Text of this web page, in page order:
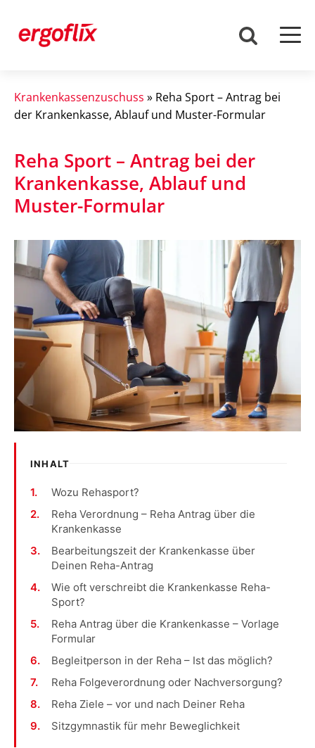
Krankenkassenzuschuss » Reha Sport – Antrag bei
der Krankenkasse, Ablauf und Muster-Formular
Reha Sport – Antrag bei der
Krankenkasse, Ablauf und
Muster-Formular
INHALT
Wozu Rehasport?
Reha Verordnung – Reha Antrag über die
Krankenkasse
Bearbeitungszeit der Krankenkasse über
Deinen Reha-Antrag
Wie oft verschreibt die Krankenkasse Reha-
Sport?
Reha Antrag über die Krankenkasse – Vorlage
Formular
Begleitperson in der Reha – Ist das möglich?
Reha Folgeverordnung oder Nachversorgung?
Reha Ziele – vor und nach Deiner Reha
Sitzgymnastik für mehr Beweglichkeit